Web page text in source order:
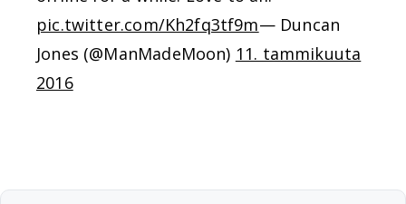
pic.twitter.com/Kh2fq3tf9m— Duncan
Jones (@ManMadeMoon) 11. tammikuuta
2016